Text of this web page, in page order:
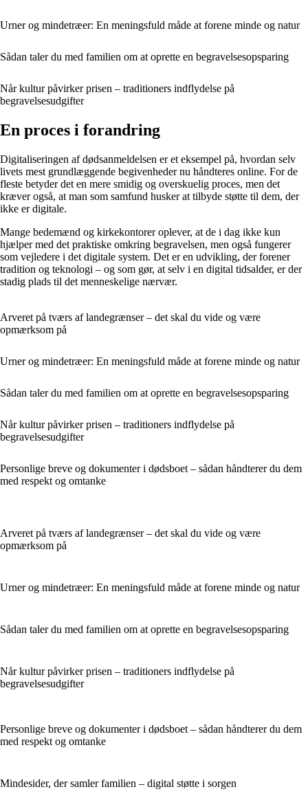
Urner og mindetræer: En meningsfuld måde at forene minde og natur
Sådan taler du med familien om at oprette en begravelsesopsparing
Når kultur påvirker prisen – traditioners indflydelse på
begravelsesudgifter
En proces i forandring
Digitaliseringen af dødsanmeldelsen er et eksempel på, hvordan selv
livets mest grundlæggende begivenheder nu håndteres online. For de
fleste betyder det en mere smidig og overskuelig proces, men det
kræver også, at man som samfund husker at tilbyde støtte til dem, der
ikke er digitale.
Mange bedemænd og kirkekontorer oplever, at de i dag ikke kun
hjælper med det praktiske omkring begravelsen, men også fungerer
som vejledere i det digitale system. Det er en udvikling, der forener
tradition og teknologi – og som gør, at selv i en digital tidsalder, er der
stadig plads til det menneskelige nærvær.
Arveret på tværs af landegrænser – det skal du vide og være
opmærksom på
Urner og mindetræer: En meningsfuld måde at forene minde og natur
Sådan taler du med familien om at oprette en begravelsesopsparing
Når kultur påvirker prisen – traditioners indflydelse på
begravelsesudgifter
Personlige breve og dokumenter i dødsboet – sådan håndterer du dem
med respekt og omtanke
Arveret på tværs af landegrænser – det skal du vide og være
opmærksom på
Urner og mindetræer: En meningsfuld måde at forene minde og natur
Sådan taler du med familien om at oprette en begravelsesopsparing
Når kultur påvirker prisen – traditioners indflydelse på
begravelsesudgifter
Personlige breve og dokumenter i dødsboet – sådan håndterer du dem
med respekt og omtanke
Mindesider, der samler familien – digital støtte i sorgen